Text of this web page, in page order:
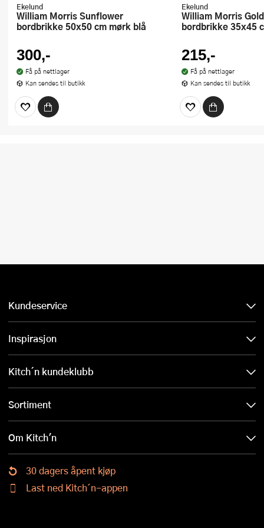
Ekelund
William Morris Sunflower
bordbrikke 50x50 cm mørk blå
300,-
Få på nettlager
Kan sendes til butikk
Ekelund
William Morris Golden Lily
bordbrikke 35x45
215,-
Få på nettlager
Kan sendes til butikk
Kundeservice
Inspirasjon
Kitch´n kundeklubb
Sortiment
Om Kitch'n
30 dagers åpent kjøp
Last ned Kitch´n-appen